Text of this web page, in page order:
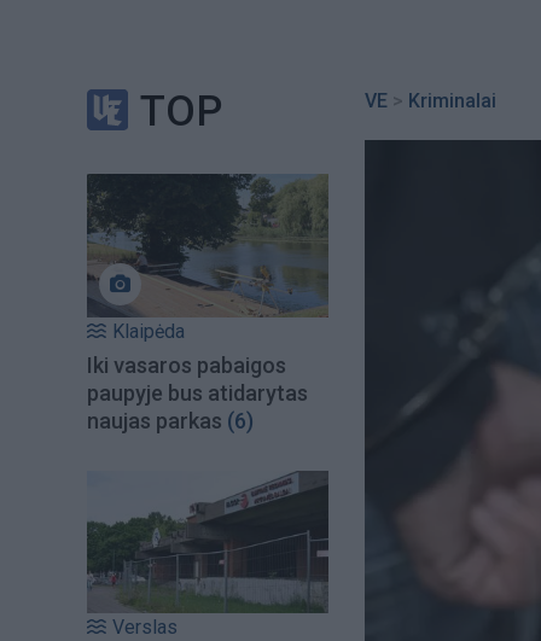
TOP
Klaipėda
Iki vasaros pabaigos
paupyje bus atidarytas
naujas parkas (6)
Verslas
VE > Kriminalai